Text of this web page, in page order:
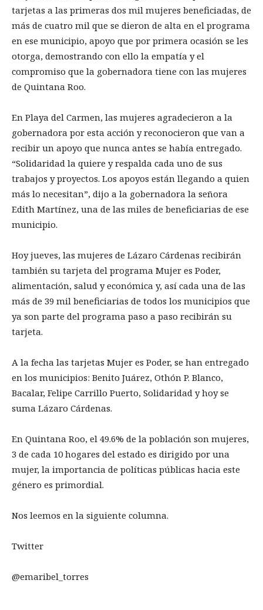
tarjetas a las primeras dos mil mujeres beneficiadas, de
más de cuatro mil que se dieron de alta en el programa
en ese municipio, apoyo que por primera ocasión se les
otorga, demostrando con ello la empatía y el
compromiso que la gobernadora tiene con las mujeres
de Quintana Roo.
En Playa del Carmen, las mujeres agradecieron a la
gobernadora por esta acción y reconocieron que van a
recibir un apoyo que nunca antes se había entregado.
“Solidaridad la quiere y respalda cada uno de sus
trabajos y proyectos. Los apoyos están llegando a quien
más lo necesitan”, dijo a la gobernadora la señora
Edith Martínez, una de las miles de beneficiarias de ese
municipio.
Hoy jueves, las mujeres de Lázaro Cárdenas recibirán
también su tarjeta del programa Mujer es Poder,
alimentación, salud y económica y, así cada una de las
más de 39 mil beneficiarias de todos los municipios que
ya son parte del programa paso a paso recibirán su
tarjeta.
A la fecha las tarjetas Mujer es Poder, se han entregado
en los municipios: Benito Juárez, Othón P. Blanco,
Bacalar, Felipe Carrillo Puerto, Solidaridad y hoy se
suma Lázaro Cárdenas.
En Quintana Roo, el 49.6% de la población son mujeres,
3 de cada 10 hogares del estado es dirigido por una
mujer, la importancia de políticas públicas hacia este
género es primordial.
Nos leemos en la siguiente columna.
Twitter
@emaribel_torres